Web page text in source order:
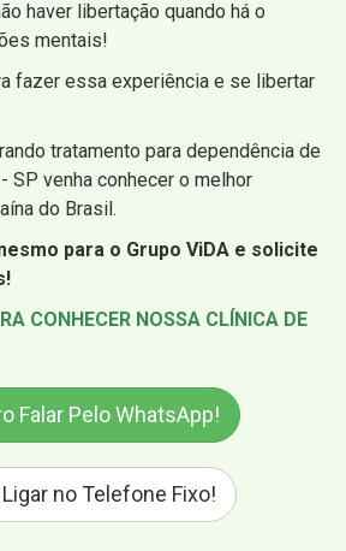
haver libertação quando há o
mentais!
fazer essa experiência e se libertar
tratamento para dependência de
SP venha conhecer o melhor
do Brasil.
para o Grupo ViDA e solicite
CONHECER NOSSA CLÍNICA DE
Falar Pelo WhatsApp!
no Telefone Fixo!